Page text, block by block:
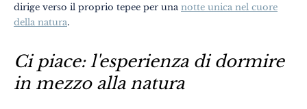
Temi Formati
dirige verso il proprio tepee per una notte unica nel cuore
della natura.
Ci piace: l'esperienza di dormire
in mezzo alla natura